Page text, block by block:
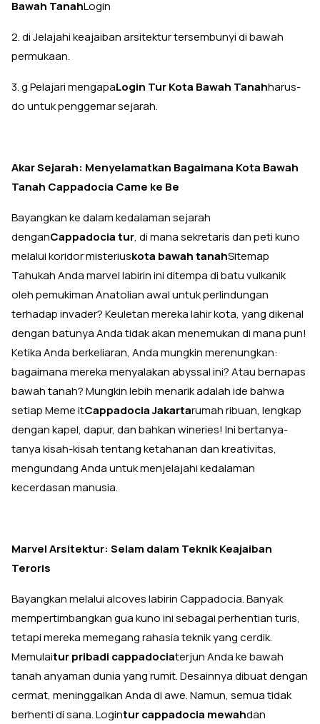
Bawah TanahLogin
2. di Jelajahi keajaiban arsitektur tersembunyi di bawah
permukaan.
3. g Pelajari mengapaLogin Tur Kota Bawah Tanahharus-
do untuk penggemar sejarah.
Akar Sejarah: Menyelamatkan Bagaimana Kota Bawah
Tanah Cappadocia Came ke Be
Bayangkan ke dalam kedalaman sejarah
denganCappadocia tur, di mana sekretaris dan peti kuno
melalui koridor misteriuskota bawah tanahSitemap
Tahukah Anda marvel labirin ini ditempa di batu vulkanik
oleh pemukiman Anatolian awal untuk perlindungan
terhadap invader? Keuletan mereka lahir kota, yang dikenal
dengan batunya Anda tidak akan menemukan di mana pun!
Ketika Anda berkeliaran, Anda mungkin merenungkan:
bagaimana mereka menyalakan abyssal ini? Atau bernapas
bawah tanah? Mungkin lebih menarik adalah ide bahwa
setiap Meme itCappadocia Jakartarumah ribuan, lengkap
dengan kapel, dapur, dan bahkan wineries! Ini bertanya-
tanya kisah-kisah tentang ketahanan dan kreativitas,
mengundang Anda untuk menjelajahi kedalaman
kecerdasan manusia.
Marvel Arsitektur: Selam dalam Teknik Keajaiban
Teroris
Bayangkan melalui alcoves labirin Cappadocia. Banyak
mempertimbangkan gua kuno ini sebagai perhentian turis,
tetapi mereka memegang rahasia teknik yang cerdik.
Memulaitur pribadi cappadociaterjun Anda ke bawah
tanah anyaman dunia yang rumit. Desainnya dibuat dengan
cermat, meninggalkan Anda di awe. Namun, semua tidak
berhenti di sana. Logintur cappadocia mewahdan